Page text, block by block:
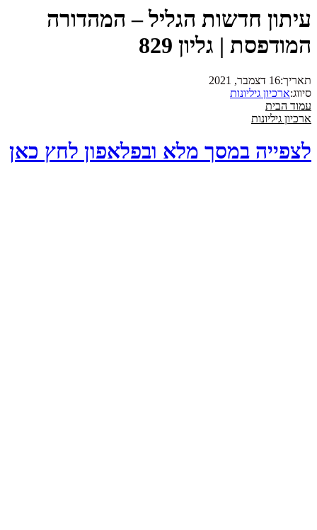
עיתון חדשות הגליל – המהדורה
המודפסת | גליון 829
תאריך:16 דצמבר, 2021
סיווג:ארכיון גיליונות
עמוד הבית
ארכיון גיליונות
לצפייה במסך מלא ובפלאפון לחץ כאן